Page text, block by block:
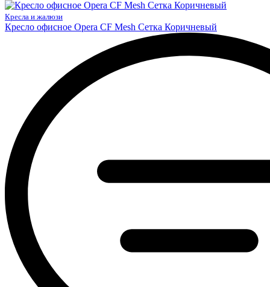
Кресла и жалюзи
Кресло офисное Opera CF Mesh Сетка Коричневый